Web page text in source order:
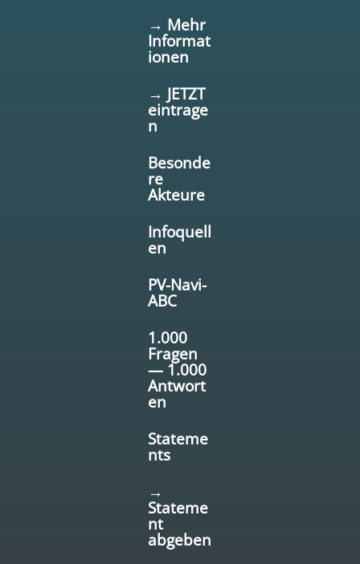
→ Mehr
Informat
ionen
→ JETZT
eintrage
n
Besonde
re
Akteure
Infoquell
en
PV-Navi-
ABC
1.000
Fragen
— 1.000
Antwort
en
Stateme
nts
→
Stateme
nt
abgeben